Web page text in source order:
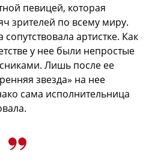
певицей, которая
зрителей по всему миру.
артистке. Как
у нее были непростые
Лишь после ее
звезда» на нее
сама исполнительница